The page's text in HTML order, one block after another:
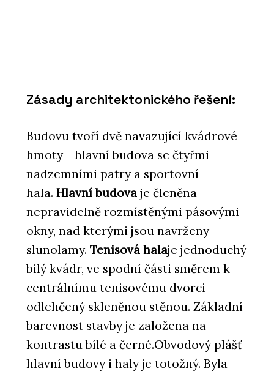
Zásady architektonického řešení:
Budovu tvoří dvě navazující kvádrové
hmoty - hlavní budova se čtyřmi
nadzemními patry a sportovní
hala. Hlavní budova je členěna
nepravidelně rozmístěnými pásovými
okny, nad kterými jsou navrženy
slunolamy. Tenisová halaje jednoduchý
bílý kvádr, ve spodní části směrem k
centrálnímu tenisovému dvorci
odlehčený skleněnou stěnou. Základní
barevnost stavby je založena na
kontrastu bílé a černé.Obvodový plášť
hlavní budovy i haly je totožný. Byla